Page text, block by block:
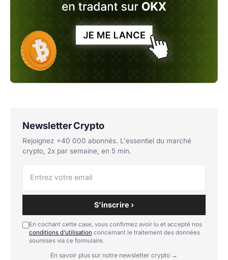
Newsletter Crypto
Rejoignez +40 000 abonnés. L'essentiel du marché
crypto, 2x par semaine, en 5 min.
S'inscrire ›
En cochant cette case, vous confirmez avoir lu et accepté nos
conditions d'utilisation concernant le traitement des données
soumises via ce formulaire.
En savoir plus sur notre newsletter crypto →